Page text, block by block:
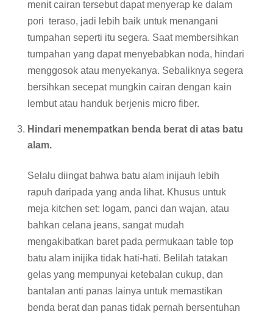
menit cairan tersebut dapat menyerap ke dalam
pori teraso, jadi lebih baik untuk menangani
tumpahan seperti itu segera. Saat membersihkan
tumpahan yang dapat menyebabkan noda, hindari
menggosok atau menyekanya. Sebaliknya segera
bersihkan secepat mungkin cairan dengan kain
lembut atau handuk berjenis micro fiber.
Hindari menempatkan benda berat di atas batu
alam.
Selalu diingat bahwa batu alam inijauh lebih
rapuh daripada yang anda lihat. Khusus untuk
meja kitchen set: logam, panci dan wajan, atau
bahkan celana jeans, sangat mudah
mengakibatkan baret pada permukaan table top
batu alam inijika tidak hati-hati. Belilah tatakan
gelas yang mempunyai ketebalan cukup, dan
bantalan anti panas lainya untuk memastikan
benda berat dan panas tidak pernah bersentuhan